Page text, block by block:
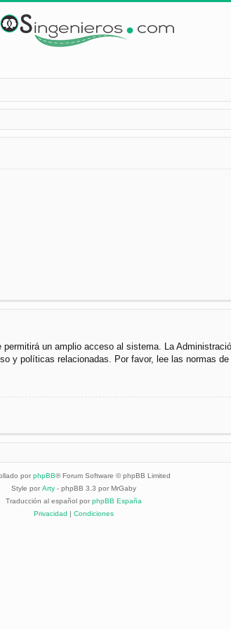
un amplio acceso al sistema. La
y políticas relacionadas. Por favor, lee las normas
por phpBB® Forum Software © phpBB Limited
Style por Arty - phpBB 3.3 por MrGaby
Traducción al español por phpBB España
Privacidad | Condiciones